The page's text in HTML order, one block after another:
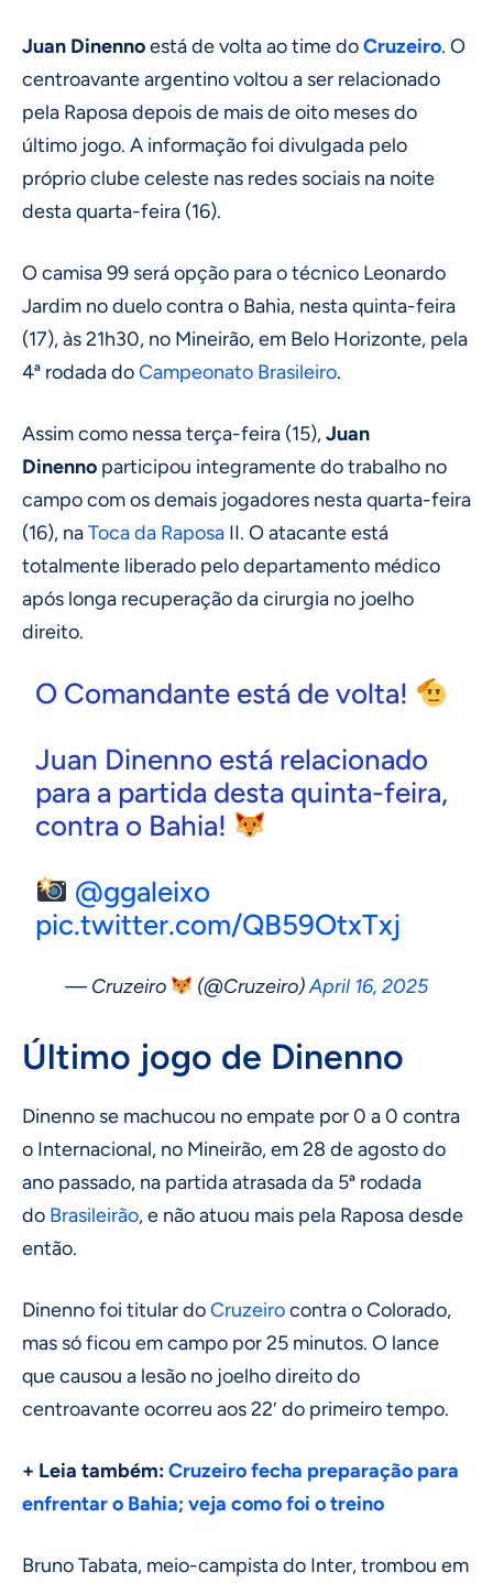
Juan Dinennoestá de volta ao time doCruzeiro. O
centroavante argentino voltou a ser relacionado
pela Raposa depois de mais de oito meses do
último jogo. A informação foi divulgada pelo
próprio clube celeste nas redes sociais na noite
desta quarta-feira (16).
O camisa 99 será opção para o técnico Leonardo
Jardim no duelo contra o Bahia, nesta quinta-feira
(17), às 21h30, no Mineirão, em Belo Horizonte, pela
4ª rodada doCampeonato Brasileiro.
Assim como nessa terça-feira (15),Juan
Dinenno participou integramente do trabalho no
campo com os demais jogadores nesta quarta-feira
(16), naToca da Raposa II. O atacante está
totalmente liberado pelo departamento médico
após longa recuperação da cirurgia no joelho
direito.
O Comandante está de volta!
Juan Dinenno está relacionado
para a partida desta quinta-feira,
contra o Bahia!
@ggaleixo
pic.twitter.com/QB59OtxTxj
— Cruzeiro (@Cruzeiro)April 16, 2025
Último jogo de Dinenno
Dinenno se machucou no empate por 0 a 0 contra
o Internacional, no Mineirão, em 28 de agosto do
ano passado, na partida atrasada da 5ª rodada
do Brasileirão, e não atuou mais pela Raposa desde
então.
Dinenno foi titular doCruzeirocontra o Colorado,
mas só ficou em campo por 25 minutos. O lance
que causou a lesão no joelho direito do
centroavante ocorreu aos 22′ do primeiro tempo.
+ Leia também:Cruzeiro fecha preparação para
enfrentar o Bahia; veja como foi o treino
Bruno Tabata, meio-campista do Inter, trombou em